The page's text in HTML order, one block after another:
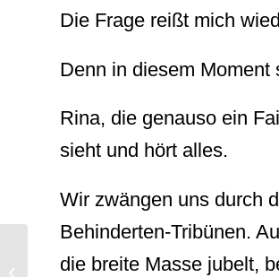
Die Frage reißt mich
Denn in diesem
Rina, die genauso ein
sieht und hört alles.
Wir zwängen uns durch
Behinderten-Tribünen.
die breite Masse jubelt,
DAS MESSER IST